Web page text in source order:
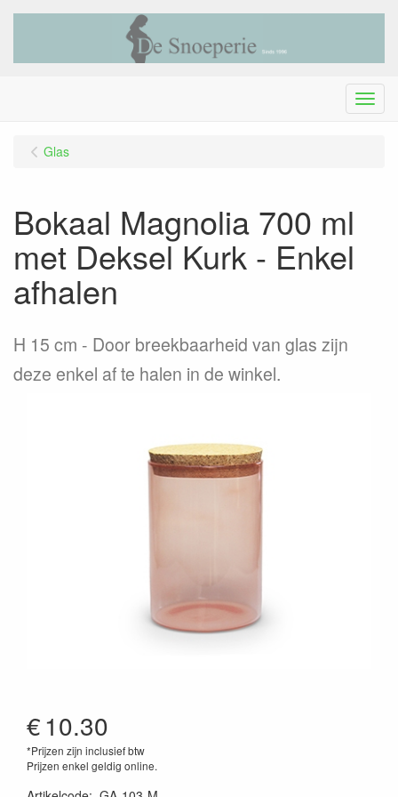
Menu
Glas
Bokaal Magnolia 700 ml
met Deksel Kurk - Enkel
afhalen
H 15 cm - Door breekbaarheid van glas zijn
deze enkel af te halen in de winkel.
€10.30
*Prijzen zijn inclusief btw
Prijzen enkel geldig online.